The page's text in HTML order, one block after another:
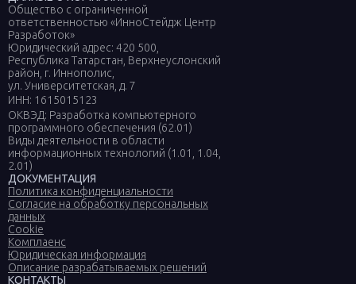
Общество с ограниченной
ответственностью «ИнноСтейдж Центр
Разработок»
Юридический адрес: 420 500,
Республика Татарстан, Верхнеуслонский
район, г. Иннополис,
ул. Университетская, д. 7
ИНН: 1615015123
ОКВЭД: Разработка компьютерного
программного обеспечения (62.01)
Виды деятельности в области
информационных технологий (1.01, 1.04,
2.01)
ДОКУМЕНТАЦИЯ
Политика конфиденциальности
Согласие на обработку персональных
данных
Cookie
Комплаенс
Юридическая информация
Описание разрабатываемых решений
КОНТАКТЫ